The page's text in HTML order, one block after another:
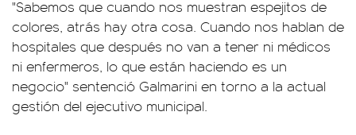
"Sabemos que cuando nos muestran espejitos de
colores, atrás hay otra cosa. Cuando nos hablan de
hospitales que después no van a tener ni médicos
ni enfermeros, lo que están haciendo es un
negocio" sentenció Galmarini en torno a la actual
gestión del ejecutivo municipal.